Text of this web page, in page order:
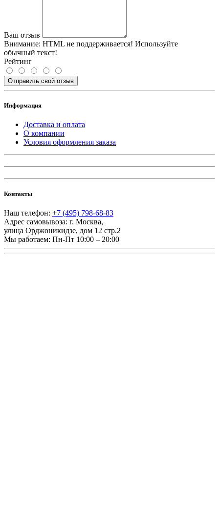
Ваш отзыв
Внимание: HTML не поддерживается! Используйте
обычный текст!
Рейтинг
Отправить свой отзыв
Информация
Доставка и оплата
О компании
Условия оформления заказа
Контакты
Наш телефон: +7 (495) 798-68-83
Адрес самовывоза: г. Москва,
улица Орджоникидзе, дом 12 стр.2
Мы работаем: Пн-Пт 10:00 – 20:00